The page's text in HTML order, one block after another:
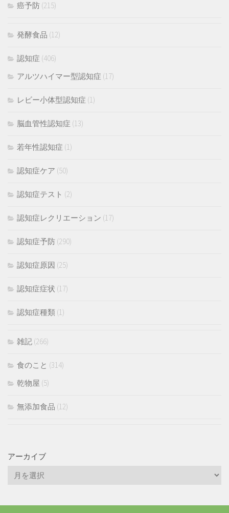
癌予防 (215)
発酵食品 (12)
認知症 (406)
アルツハイマー型認知症 (17)
レビー小体型認知症 (1)
脳血管性認知症 (13)
若年性認知症 (1)
認知症ケア (50)
認知症テスト (2)
認知症レクリエーション (17)
認知症予防 (290)
認知症原因 (25)
認知症症状 (17)
認知症種類 (1)
雑記 (266)
食のこと (314)
乾物屋 (5)
無添加食品 (12)
アーカイブ